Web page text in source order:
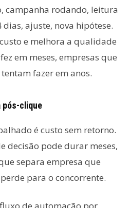
campanha rodando, leitura
ajuste, nova hipótese.
e melhora a qualidade
em meses, empresas que
fazer em anos.
pós-clique
é custo sem retorno.
decisão pode durar meses,
separa empresa que
para o concorrente.